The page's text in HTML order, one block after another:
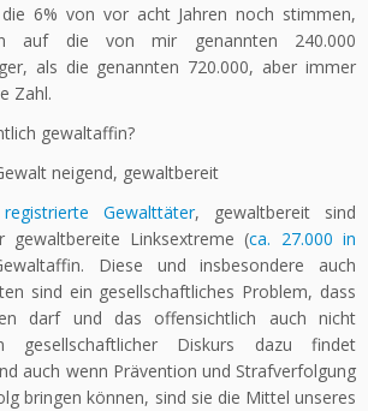
6% von vor acht Jahren noch stimmen,
auf die von mir genannten 240.000
als die genannten 720.000, aber immer
Zahl.
gewaltaffin?
neigend, gewaltbereit
Gewalttäter, gewaltbereit sind
gewaltbereite Linksextreme (ca. 27.000 in
Diese und insbesondere auch
sind ein gesellschaftliches Problem, dass
darf und das offensichtlich auch nicht
gesellschaftlicher Diskurs dazu findet
auch wenn Prävention und Strafverfolgung
bringen können, sind sie die Mittel unseres